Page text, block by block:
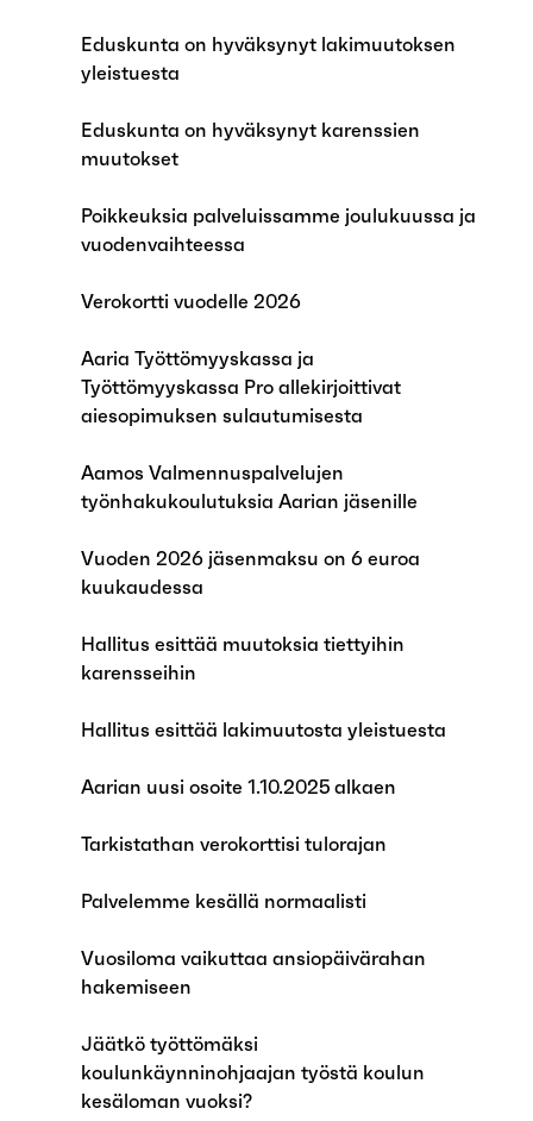
Eduskunta on hyväksynyt lakimuutoksen
yleistuesta
Eduskunta on hyväksynyt karenssien
muutokset
Poikkeuksia palveluissamme joulukuussa ja
vuodenvaihteessa
Verokortti vuodelle 2026
Aaria Työttömyyskassa ja
Työttömyyskassa Pro allekirjoittivat
aiesopimuksen sulautumisesta
Aamos Valmennuspalvelujen
työnhakukoulutuksia Aarian jäsenille
Vuoden 2026 jäsenmaksu on 6 euroa
kuukaudessa
Hallitus esittää muutoksia tiettyihin
karensseihin
Hallitus esittää lakimuutosta yleistuesta
Aarian uusi osoite 1.10.2025 alkaen
Tarkistathan verokorttisi tulorajan
Palvelemme kesällä normaalisti
Vuosiloma vaikuttaa ansiopäivärahan
hakemiseen
Jäätkö työttömäksi
koulunkäynninohjaajan työstä koulun
kesäloman vuoksi?